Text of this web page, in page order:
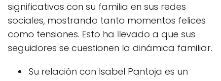
significativos con su familia en sus redes
sociales, mostrando tanto momentos felices
como tensiones. Esto ha llevado a que sus
seguidores se cuestionen la dinámica familiar.
Su relación con Isabel Pantoja es un